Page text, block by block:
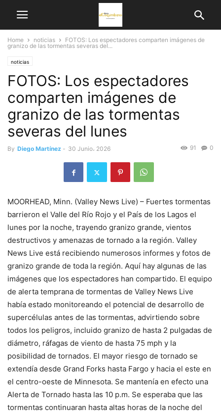
Home noticias
FOTOS: Los espectadores comparten imágenes de
granizo de las tormentas severas del...
noticias
FOTOS: Los espectadores
comparten imágenes de
granizo de las tormentas
severas del lunes
By Diego Martínez - 30 Junio، 2026 0
91
MOORHEAD, Minn. (Valley News Live) – Fuertes tormentas
barrieron el Valle del Río Rojo y el País de los Lagos el
lunes por la noche, trayendo granizo grande, vientos
destructivos y amenazas de tornado a la región. Valley
News Live está recibiendo numerosos informes y fotos de
granizo grande de toda la región. Aquí hay algunas de las
imágenes que los espectadores han compartido. El equipo
de alerta temprana de tormentas de Valley News Live
había estado monitoreando el potencial de desarrollo de
supercélulas antes de las tormentas, advirtiendo sobre
todos los peligros, incluido granizo de hasta 2 pulgadas de
diámetro, ráfagas de viento de hasta 75 mph y la
posibilidad de tornados. El mayor riesgo de tornado se
extendía desde Grand Forks hasta Fargo y hacia el este en
el centro-oeste de Minnesota. Se mantenía en efecto una
Alerta de Tornado hasta las 10 p.m. Se esperaba que las
tormentas continuaran hasta altas horas de la noche del